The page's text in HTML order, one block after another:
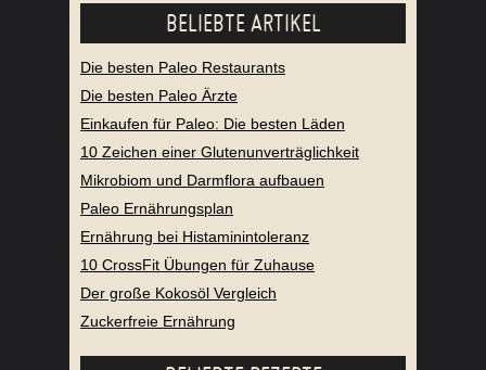
BELIEBTE ARTIKEL
Die besten Paleo Restaurants
Die besten Paleo Ärzte
Einkaufen für Paleo: Die besten Läden
10 Zeichen einer Glutenunverträglichkeit
Mikrobiom und Darmflora aufbauen
Paleo Ernährungsplan
Ernährung bei Histaminintoleranz
10 CrossFit Übungen für Zuhause
Der große Kokosöl Vergleich
Zuckerfreie Ernährung